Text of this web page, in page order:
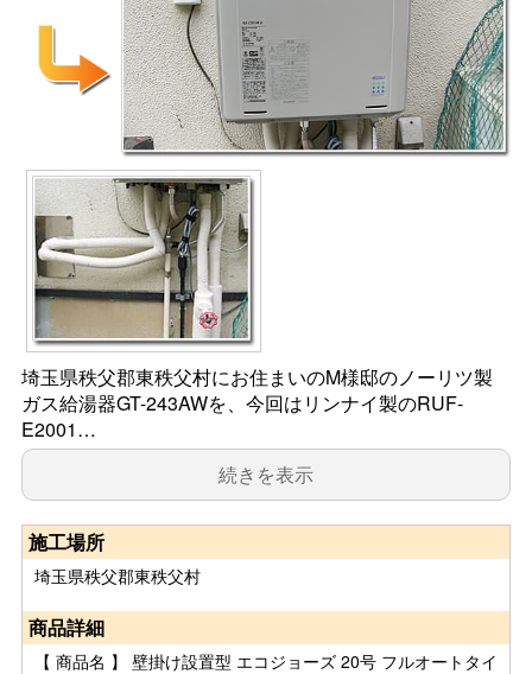
埼玉県秩父郡東秩父村にお住まいのM様邸のノーリツ製
ガス給湯器GT-243AWを、今回はリンナイ製のRUF-
E2001…
続きを表示
施工場所
埼玉県秩父郡東秩父村
商品詳細
【 商品名 】 壁掛け設置型 エコジョーズ 20号 フルオートタイ